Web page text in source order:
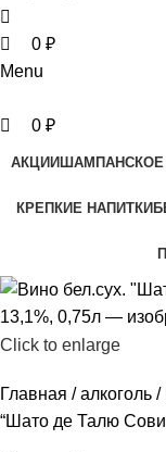
0 ₽
Menu
0 ₽
АКЦИИШАМПАНСКОЕ
КРЕПКИЕ НАПИТКИ
Click to enlarge
Главная алкоголь
“Шато де Талю